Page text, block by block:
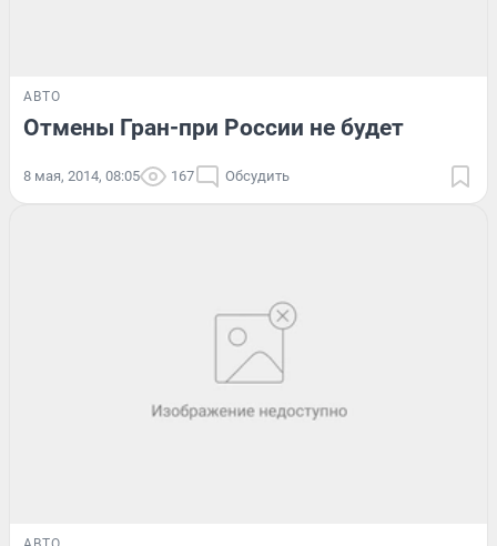
АВТО
Отмены Гран-при России не будет
8 мая, 2014, 08:05 167 Обсудить